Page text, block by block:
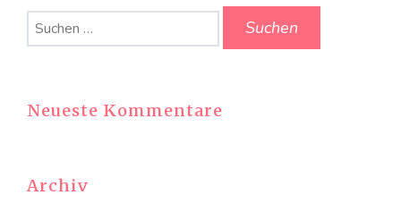
Suchen
nach:
Neueste Kommentare
Archiv